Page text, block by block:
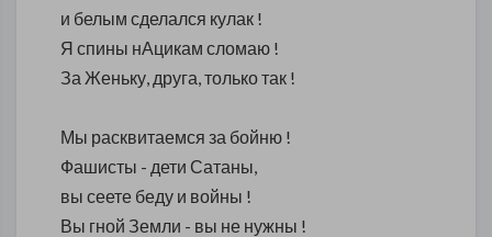
и белым сделался кулак !
Я спины нАцикам сломаю !
За Женьку, друга, только так !
Мы расквитаемся за бойню !
Фашисты - дети Сатаны,
вы сеете беду и войны !
Вы гной Земли - вы не нужны !